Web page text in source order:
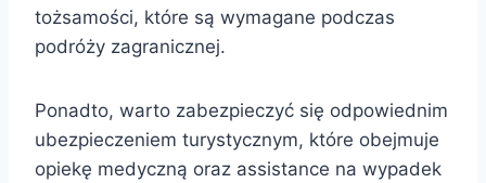
tożsamości, które są wymagane podczas
podróży zagranicznej.
Ponadto, warto zabezpieczyć się odpowiednim
ubezpieczeniem turystycznym, które obejmuje
opiekę medyczną oraz assistance na wypadek